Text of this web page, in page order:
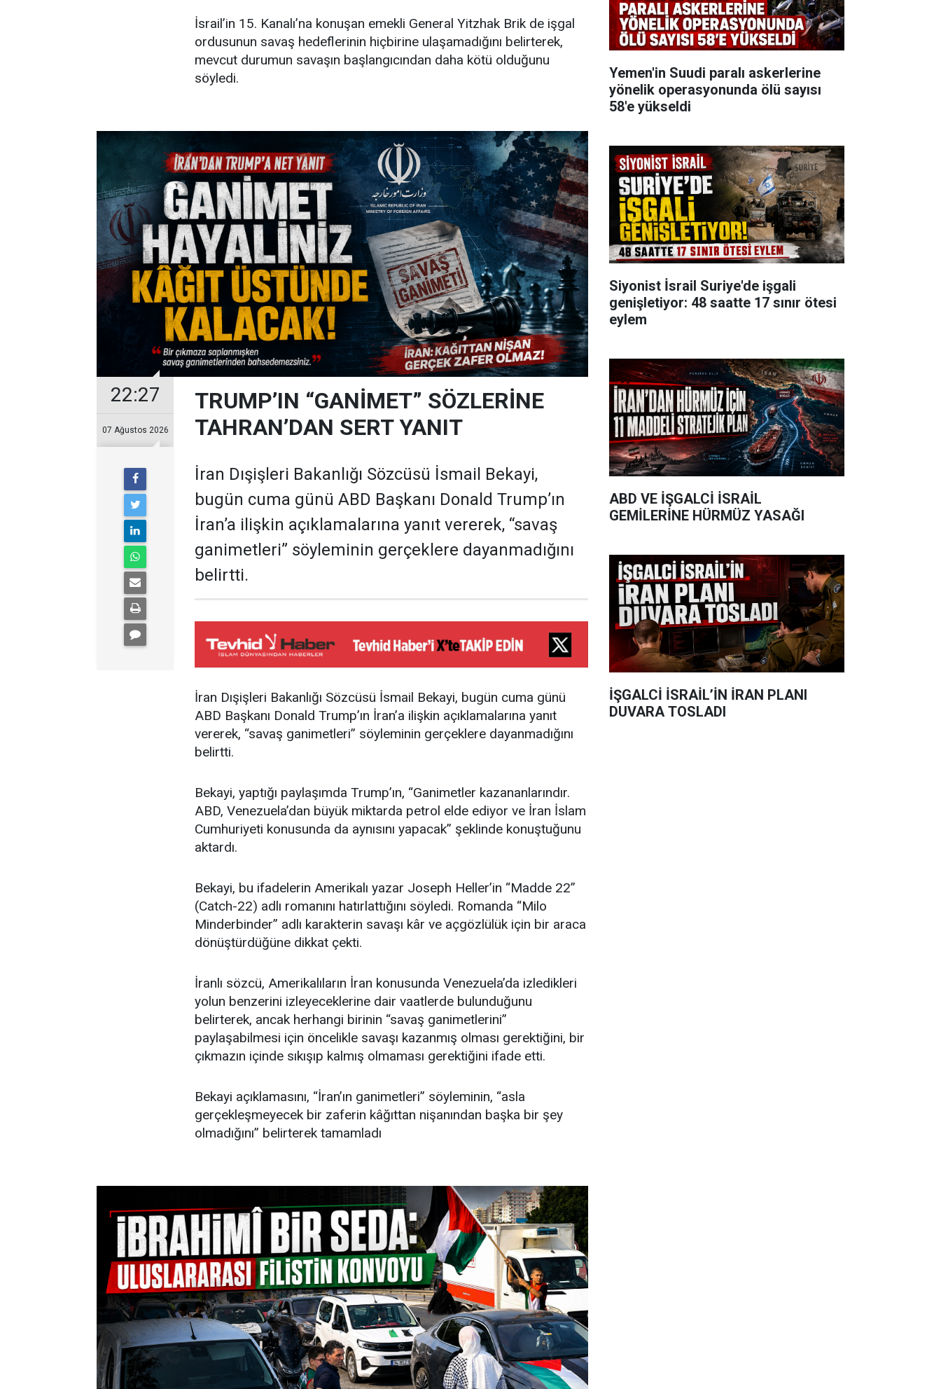
İsrail’in 15. Kanalı’na konuşan emekli General Yitzhak Brik de işgal
ordusunun savaş hedeflerinin hiçbirine ulaşamadığını belirterek,
mevcut durumun savaşın başlangıcından daha kötü olduğunu
söyledi.
22:27
07 Ağustos 2026
TRUMP’IN “GANİMET” SÖZLERİNE
TAHRAN’DAN SERT YANIT
İran Dışişleri Bakanlığı Sözcüsü İsmail Bekayi,
bugün cuma günü ABD Başkanı Donald Trump’ın
İran’a ilişkin açıklamalarına yanıt vererek, “savaş
ganimetleri” söyleminin gerçeklere dayanmadığını
belirtti.
İran Dışişleri Bakanlığı Sözcüsü İsmail Bekayi, bugün cuma günü
ABD Başkanı Donald Trump’ın İran’a ilişkin açıklamalarına yanıt
vererek, “savaş ganimetleri” söyleminin gerçeklere dayanmadığını
belirtti.
Bekayi, yaptığı paylaşımda Trump’ın, “Ganimetler kazananlarındır.
ABD, Venezuela’dan büyük miktarda petrol elde ediyor ve İran İslam
Cumhuriyeti konusunda da aynısını yapacak” şeklinde konuştuğunu
aktardı.
Bekayi, bu ifadelerin Amerikalı yazar Joseph Heller’in “Madde 22”
(Catch-22) adlı romanını hatırlattığını söyledi. Romanda “Milo
Minderbinder” adlı karakterin savaşı kâr ve açgözlülük için bir araca
dönüştürdüğüne dikkat çekti.
İranlı sözcü, Amerikalıların İran konusunda Venezuela’da izledikleri
yolun benzerini izleyeceklerine dair vaatlerde bulunduğunu
belirterek, ancak herhangi birinin “savaş ganimetlerini”
paylaşabilmesi için öncelikle savaşı kazanmış olması gerektiğini, bir
çıkmazın içinde sıkışıp kalmış olmaması gerektiğini ifade etti.
Bekayi açıklamasını, “İran’ın ganimetleri” söyleminin, “asla
gerçekleşmeyecek bir zaferin kâğıttan nişanından başka bir şey
olmadığını” belirterek tamamladı
Yemen'in Suudi paralı askerlerine
yönelik operasyonunda ölü sayısı
58'e yükseldi
Siyonist İsrail Suriye'de işgali
genişletiyor: 48 saatte 17 sınır ötesi
eylem
ABD VE İŞGALCİ İSRAİL
GEMİLERİNE HÜRMÜZ YASAĞI
İŞGALCİ İSRAİL’İN İRAN PLANI
DUVARA TOSLADI